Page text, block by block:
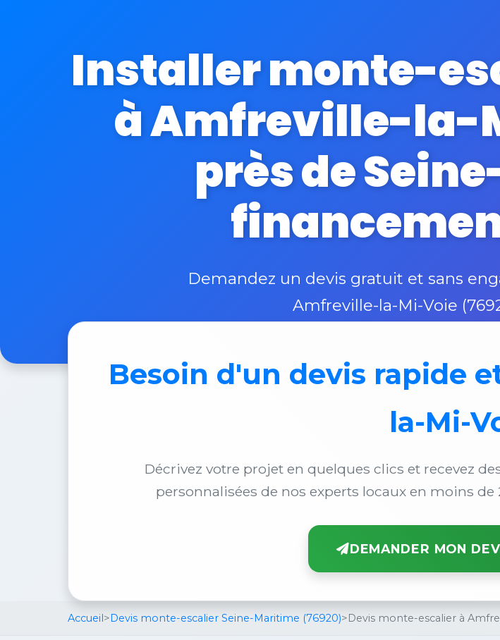
Installer monte-
à Amfreville-la-
près de
Demandez un devis gratuit et sans
Amfreville-la-Mi-Voie
Besoin d'un devis rapide
la-Mi-
Décrivez votre projet en quelques clics et recevez
personnalisées de nos experts locaux en moins de
DEMANDER MON
Accueil > Devis monte-escalier Seine-Maritime (76920)> Devis monte-escalier à